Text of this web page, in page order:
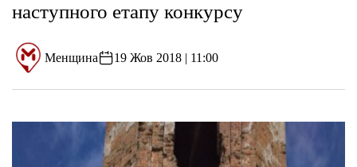
наступного етапу конкурсу
Менщина 19 Жов 2018 | 11:00